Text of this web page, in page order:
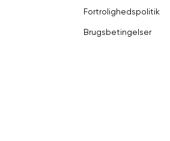
Fortrolighedspolitik
Brugsbetingelser